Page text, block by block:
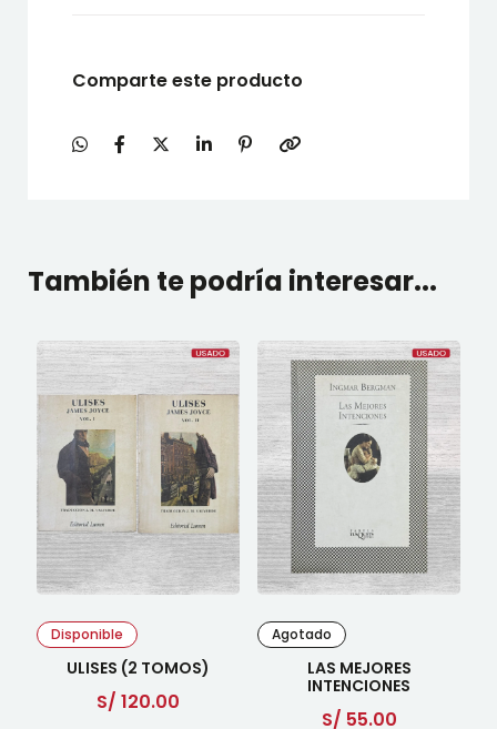
Comparte este producto
También te podría interesar...
Disponible
ULISES (2 TOMOS)
S/ 120.00
Agotado
LAS MEJORES
INTENCIONES
S/ 55.00